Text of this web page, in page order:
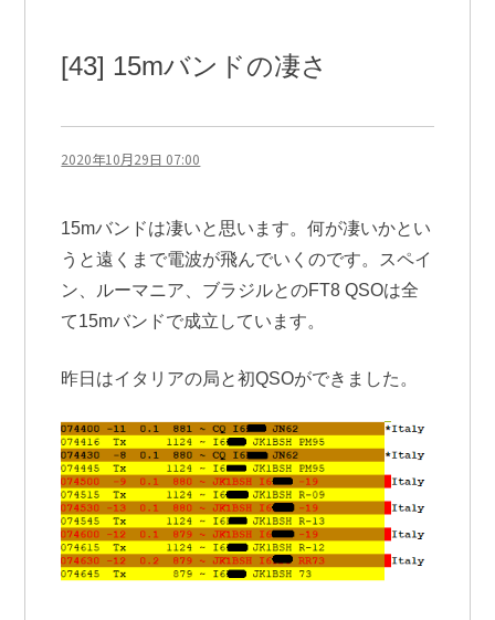
[43] 15mバンドの凄さ
2020年10月29日 07:00
15mバンドは凄いと思います。何が凄いかとい
うと遠くまで電波が飛んでいくのです。スペイ
ン、ルーマニア、ブラジルとのFT8 QSOは全
て15mバンドで成立しています。
昨日はイタリアの局と初QSOができました。